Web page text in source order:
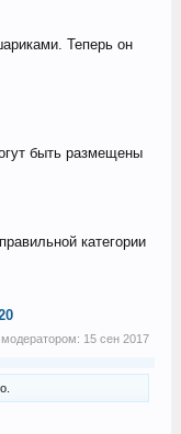
Теперь он
быть размещены
категории
15 сен 2017